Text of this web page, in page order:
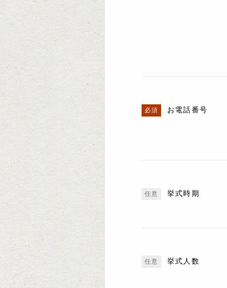
お電話番号
挙式時期
挙式人数